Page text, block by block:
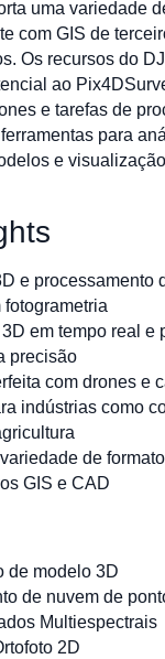
uma variedade
com GIS de
Os recursos do
ao
e tarefas de
para
e
e processamento
fotogrametria
em tempo real e
precisão
com drones e
indústrias como
de
GIS e CAD
de modelo 3D
de nuvem de
Multiespectrais
2D